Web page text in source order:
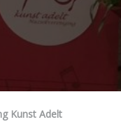
Kunst Adelt